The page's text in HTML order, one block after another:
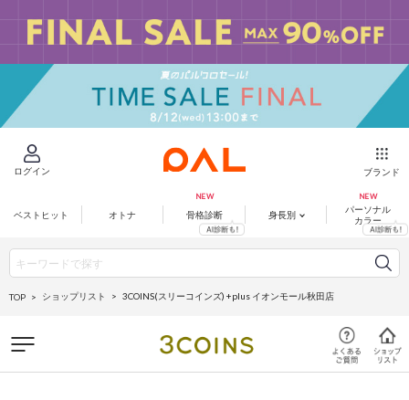
ログイン ブランド
ベストヒット オトナ 骨格診断 身長別
パーソナル
カラー
TOP ショップリスト 3COINS(スリーコインズ) +plus イオンモール秋田店